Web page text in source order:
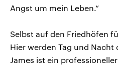
Angst um mein Leben.“
Selbst auf den Friedhöfen
Hier werden Tag und Nacht
James ist ein